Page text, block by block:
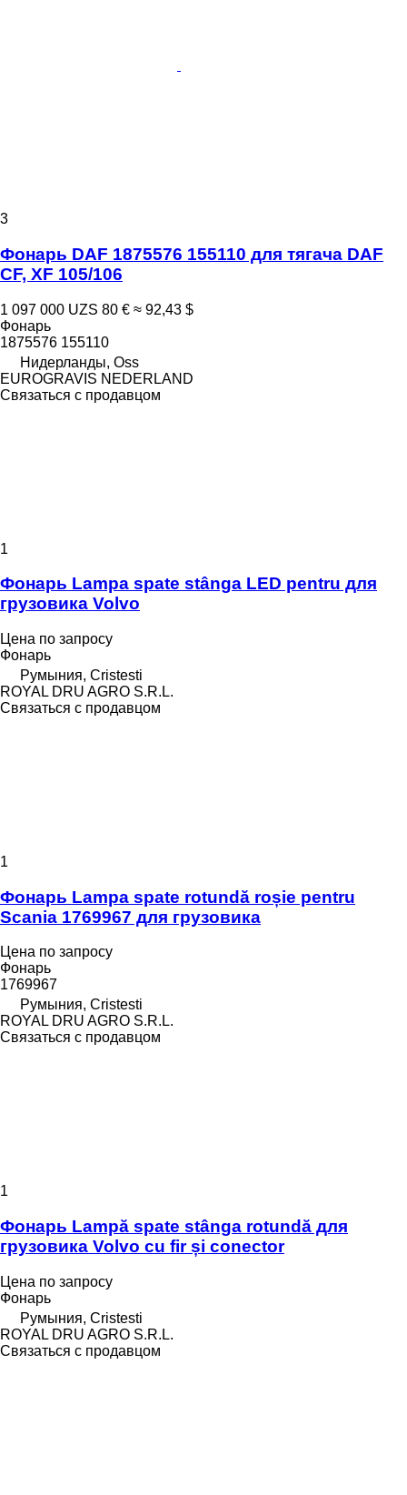
3
Фонарь DAF 1875576 155110 для тягача DAF
CF, XF 105/106
1 097 000 UZS 80 € ≈ 92,43 $
Фонарь
1875576 155110
Нидерланды, Oss
EUROGRAVIS NEDERLAND
Связаться с продавцом
1
Фонарь Lampa spate stânga LED pentru для
грузовика Volvo
Цена по запросу
Фонарь
Румыния, Cristesti
ROYAL DRU AGRO S.R.L.
Связаться с продавцом
1
Фонарь Lampa spate rotundă roșie pentru
Scania 1769967 для грузовика
Цена по запросу
Фонарь
1769967
Румыния, Cristesti
ROYAL DRU AGRO S.R.L.
Связаться с продавцом
1
Фонарь Lampă spate stânga rotundă для
грузовика Volvo cu fir și conector
Цена по запросу
Фонарь
Румыния, Cristesti
ROYAL DRU AGRO S.R.L.
Связаться с продавцом